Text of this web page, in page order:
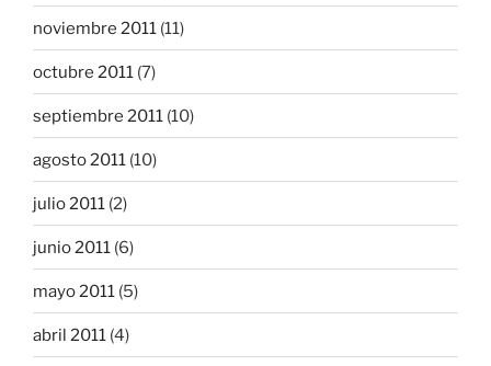
noviembre 2011 (11)
octubre 2011 (7)
septiembre 2011 (10)
agosto 2011 (10)
julio 2011 (2)
junio 2011 (6)
mayo 2011 (5)
abril 2011 (4)